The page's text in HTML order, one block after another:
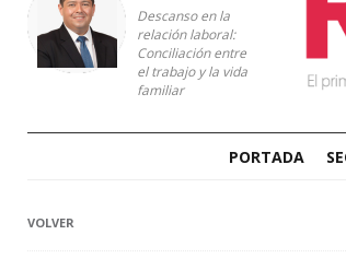
Descanso en la
relación laboral:
Conciliación entre
el trabajo y la vida
familiar
PORTADA
VOLVER